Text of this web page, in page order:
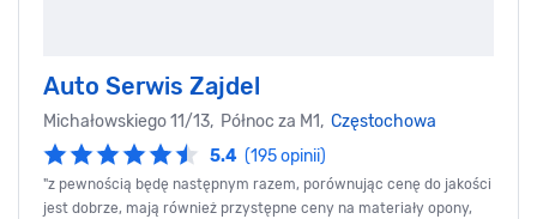
Auto Serwis Zajdel
Michałowskiego 11/13, Północ za M1, Częstochowa
5.4 (195 opinii)
"z pewnością będę następnym razem, porównując cenę do jakości
jest dobrze, mają również przystępne ceny na materiały opony,